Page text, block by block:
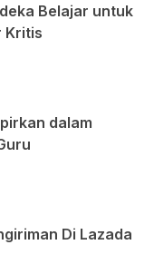
Belajar untuk
Kritis
dalam
Di Lazada